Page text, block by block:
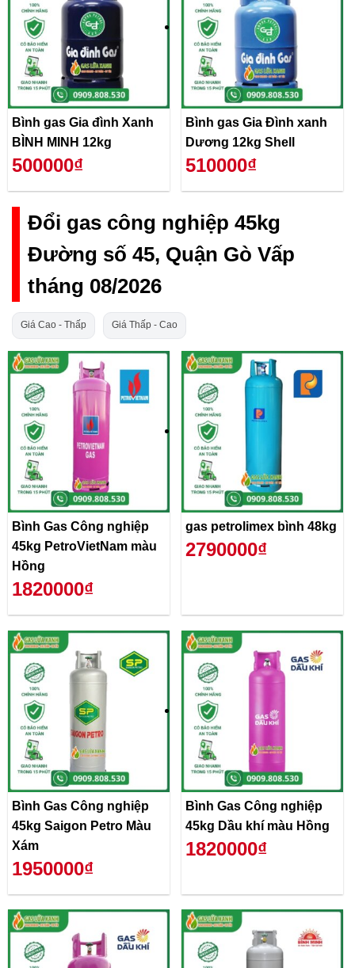
Bình gas Gia đình Xanh
BÌNH MINH 12kg
500000₫
Bình gas Gia Đình xanh
Dương 12kg Shell
510000₫
Đổi gas công nghiệp 45kg
Đường số 45, Quận Gò Vấp
tháng 08/2026
Giá Cao - Thấp Giá Thấp - Cao
Bình Gas Công nghiệp
45kg PetroVietNam màu
Hồng
1820000₫
gas petrolimex bình 48kg
2790000₫
Bình Gas Công nghiệp
45kg Saigon Petro Màu
Xám
1950000₫
Bình Gas Công nghiệp
45kg Dầu khí màu Hồng
1820000₫